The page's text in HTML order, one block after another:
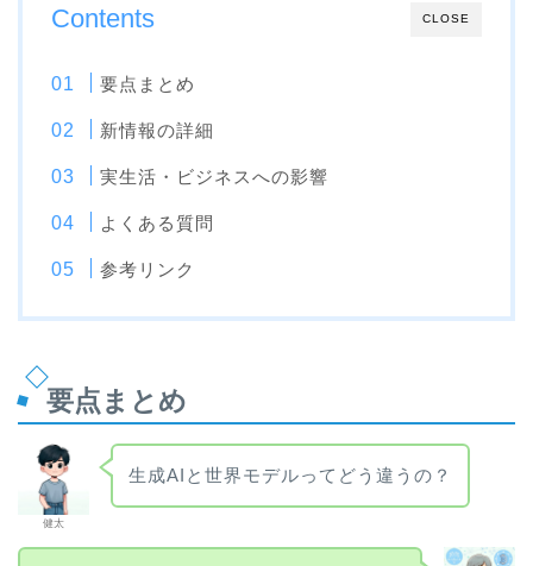
CLOSE
Contents
要点まとめ
新情報の詳細
実生活・ビジネスへの影響
よくある質問
参考リンク
要点まとめ
健太
生成AIと世界モデルってどう違うの？